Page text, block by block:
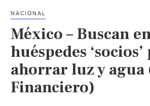
NACIONAL
México – Buscan
huéspedes
ahorrar luz y agua
Financiero)